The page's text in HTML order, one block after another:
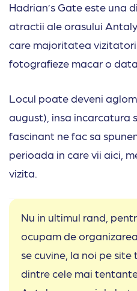
Hadrian’s Gate este una
atractii ale orasului
care majoritatea
fotografieze macar o
Locul poate deveni
august), insa incarcatura
fascinant ne fac sa
perioada in care vii aici,
vizita.
Nu in ultimul rand,
ocupam de
se cuvine, la noi pe
dintre cele mai